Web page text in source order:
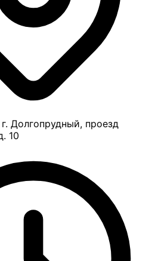
Долгопрудный, проезд
10